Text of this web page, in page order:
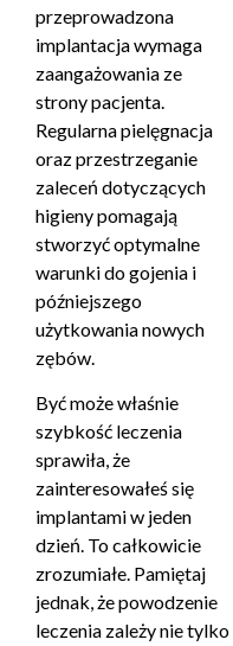
przeprowadzona
implantacja wymaga
zaangażowania ze
strony pacjenta.
Regularna pielęgnacja
oraz przestrzeganie
zaleceń dotyczących
higieny pomagają
stworzyć optymalne
warunki do gojenia i
późniejszego
użytkowania nowych
zębów.
Być może właśnie
szybkość leczenia
sprawiła, że
zainteresowałeś się
implantami w jeden
dzień. To całkowicie
zrozumiałe. Pamiętaj
jednak, że powodzenie
leczenia zależy nie tylko